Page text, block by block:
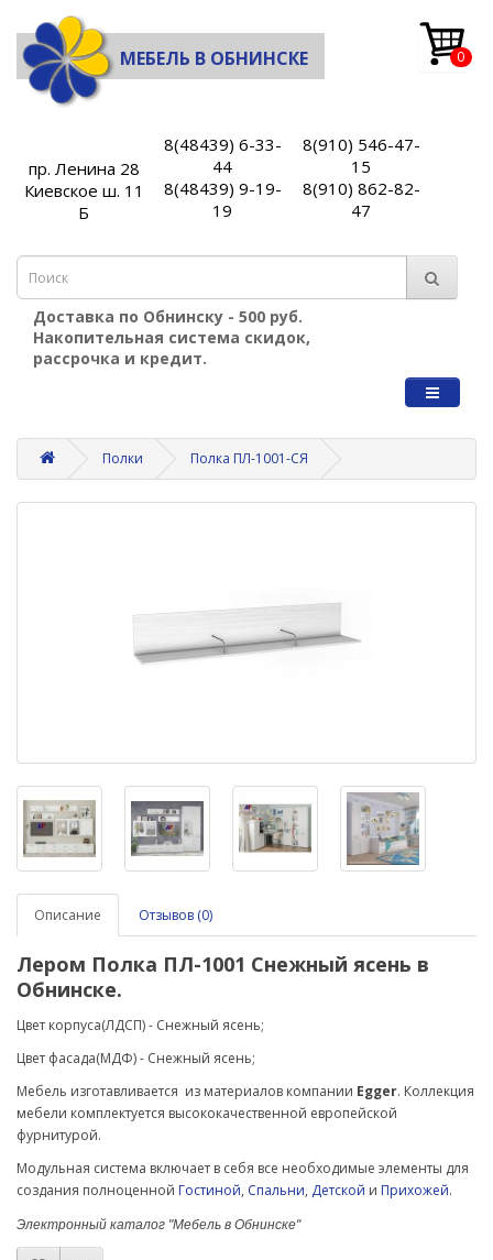
МЕБЕЛЬ В ОБНИНСКЕ 0
пр. Ленина 28
Киевское ш. 11
Б
8(48439) 6-33-
44
8(48439) 9-19-
19
8(910) 546-47-
15
8(910) 862-82-
47
Доставка по Обнинску - 500 руб.
Накопительная система скидок,
рассрочка и кредит.
Полки Полка ПЛ-1001-СЯ
Описание Отзывов (0)
Лером Полка ПЛ-1001 Снежный ясень в
Обнинске.
Цвет корпуса(ЛДСП) - Снежный ясень;
Цвет фасада(МДФ) - Снежный ясень;
Мебель изготавливается из материалов компании Egger. Коллекция
мебели комплектуется высококачественной европейской
фурнитурой.
Модульная система включает в себя все необходимые элементы для
создания полноценной Гостиной, Спальни, Детской и Прихожей.
Электронный каталог "Мебель в Обнинске"